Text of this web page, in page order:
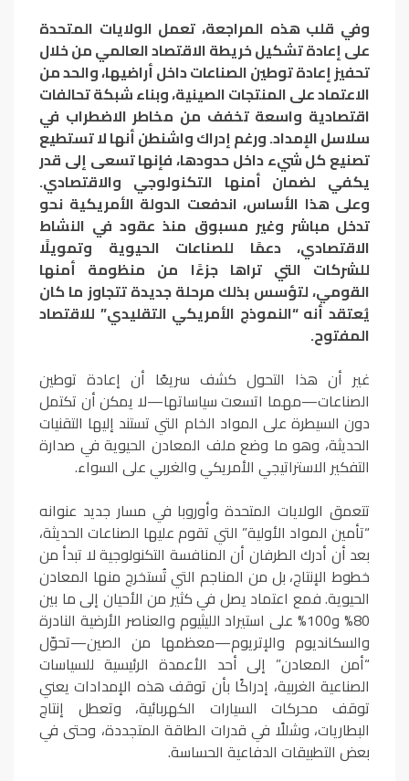
وفي قلب هذه المراجعة، تعمل الولايات المتحدة
على إعادة تشكيل خريطة الاقتصاد العالمي من خلال
تحفيز إعادة توطين الصناعات داخل أراضيها، والحد من
الاعتماد على المنتجات الصينية، وبناء شبكة تحالفات
اقتصادية واسعة تخفف من مخاطر الاضطراب في
سلاسل الإمداد. ورغم إدراك واشنطن أنها لا تستطيع
تصنيع كل شيء داخل حدودها، فإنها تسعى إلى قدر
يكفي لضمان أمنها التكنولوجي والاقتصادي.
وعلى هذا الأساس، اندفعت الدولة الأمريكية نحو
تدخل مباشر وغير مسبوق منذ عقود في النشاط
الاقتصادي، دعمًا للصناعات الحيوية وتمويلًا
للشركات التي تراها جزءًا من منظومة أمنها
القومي، لتؤسس بذلك مرحلة جديدة تتجاوز ما كان
يُعتقد أنه “النموذج الأمريكي التقليدي” للاقتصاد
المفتوح.
غير أن هذا التحول كشف سريعًا أن إعادة توطين
الصناعات—مهما اتسعت سياساتها—لا يمكن أن تكتمل
دون السيطرة على المواد الخام التي تستند إليها التقنيات
الحديثة، وهو ما وضع ملف المعادن الحيوية في صدارة
التفكير الاستراتيجي الأمريكي والغربي على السواء.
تتعمق الولايات المتحدة وأوروبا في مسار جديد عنوانه
“تأمين المواد الأولية” التي تقوم عليها الصناعات الحديثة،
بعد أن أدرك الطرفان أن المنافسة التكنولوجية لا تبدأ من
خطوط الإنتاج، بل من المناجم التي تُستخرج منها المعادن
الحيوية. فمع اعتماد يصل في كثير من الأحيان إلى ما بين
80% و100% على استيراد الليثيوم والعناصر الأرضية النادرة
والسكانديوم والإتريوم—معظمها من الصين—تحوّل
“أمن المعادن” إلى أحد الأعمدة الرئيسية للسياسات
الصناعية الغربية، إدراكًا بأن توقف هذه الإمدادات يعني
توقف محركات السيارات الكهربائية، وتعطل إنتاج
البطاريات، وشللًا في قدرات الطاقة المتجددة، وحتى في
بعض التطبيقات الدفاعية الحساسة.